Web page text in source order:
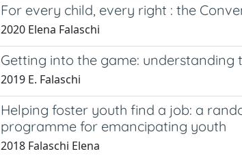
For every child, every right : the
2020 Elena Falaschi
Getting into the game:
2019 E. Falaschi
Helping foster youth find a job: a
programme for emancipating youth
2018 Falaschi Elena